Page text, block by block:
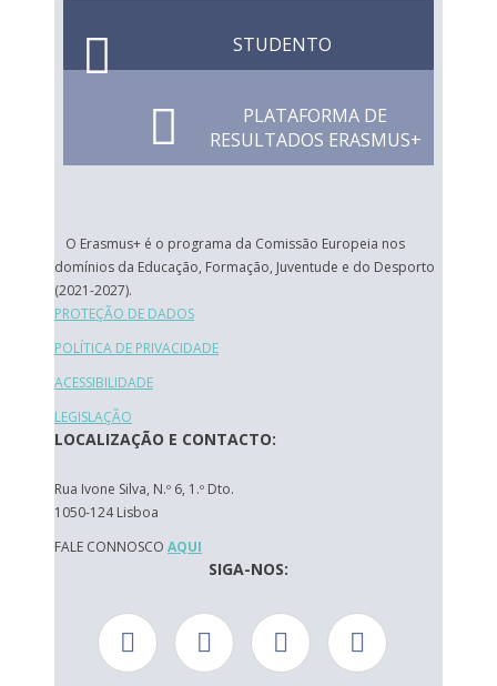
STUDENTO
PLATAFORMA DE
RESULTADOS ERASMUS+
O Erasmus+ é o programa da Comissão Europeia nos
domínios da Educação, Formação, Juventude e do Desporto
(2021-2027).
PROTEÇÃO DE DADOS
POLÍTICA DE PRIVACIDADE
ACESSIBILIDADE
LEGISLAÇÃO
LOCALIZAÇÃO E CONTACTO:
Rua Ivone Silva, N.º 6, 1.º Dto.
1050-124 Lisboa
FALE CONNOSCO AQUI
SIGA-NOS: